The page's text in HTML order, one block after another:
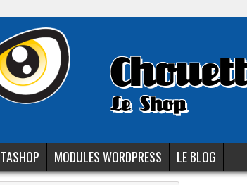
Le Shop
MODULES WORDPRESS LE BLOG